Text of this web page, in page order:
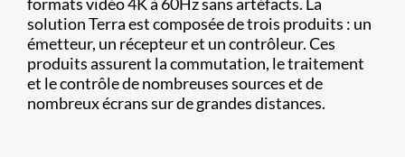
solution Terra est composée de trois produits : un
émetteur, un récepteur et un contrôleur. Ces
produits assurent la commutation, le traitement
et le contrôle de nombreuses sources et de
nombreux écrans sur de grandes distances.